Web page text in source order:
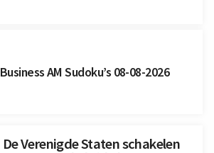
Business AM Sudoku’s 08-08-2026
De Verenigde Staten schakelen